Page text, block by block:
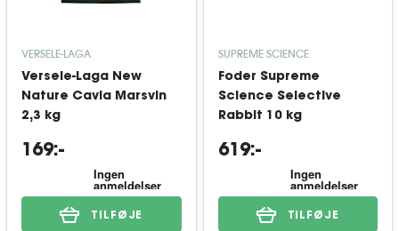
VERSELE-LAGA
Versele-Laga New
Nature Cavia Marsvin
2,3 kg
169:-
TILFØJE
SUPREME SCIENCE
Foder Supreme
Science Selective
Rabbit 10 kg
619:-
TILFØJE